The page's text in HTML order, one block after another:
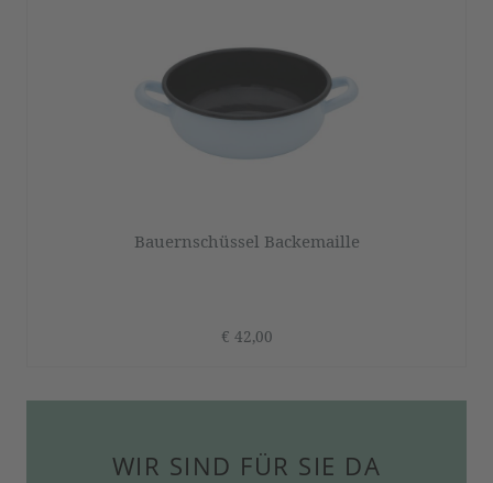
Bauernschüssel Backemaille
€ 42,00
WIR SIND FÜR SIE DA